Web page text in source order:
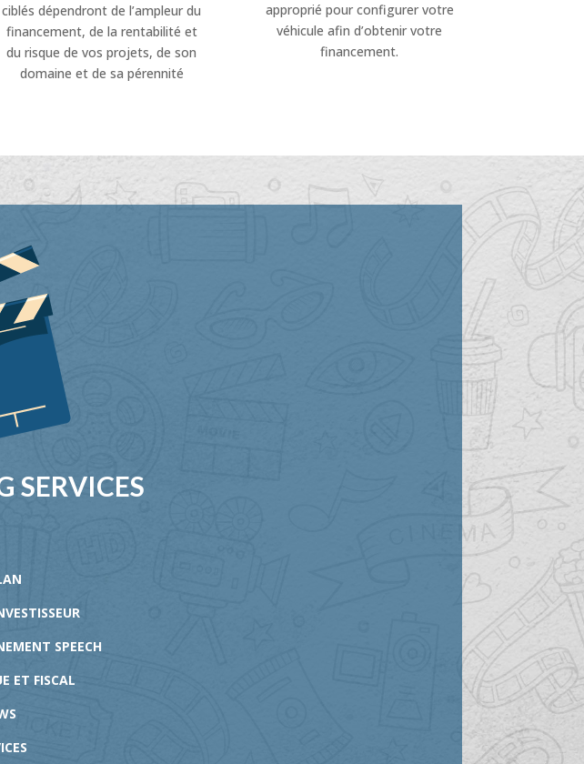
ciblés dépendront de l’ampleur du
financement, de la rentabilité et
du risque de vos projets, de son
domaine et de sa pérennité
approprié pour configurer votre
véhicule afin d’obtenir votre
financement.
SERVICES
SPEECH
ET FISCAL